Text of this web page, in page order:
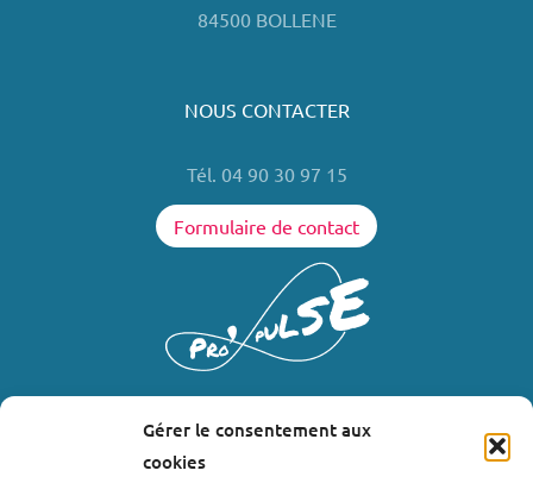
Gérer le consentement aux
cookies
84500 BOLLENE
NOUS CONTACTER
Tél. 04 90 30 97 15
Formulaire de contact